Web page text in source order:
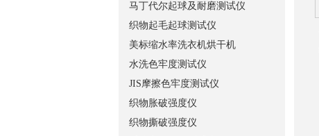
马丁代尔起球及耐磨测试仪
织物起毛起球测试仪
美标缩水率洗衣机烘干机
水洗色牢度测试仪
JIS摩擦色牢度测试仪
织物胀破强度仪
织物撕破强度仪